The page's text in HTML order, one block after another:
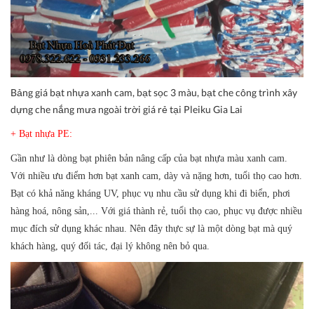
Bảng giá bạt nhựa xanh cam, bạt sọc 3 màu, bạt che công trình xây
dựng che nắng mưa ngoài trời giá rẻ tại Pleiku Gia Lai
+ Bạt nhựa PE:
Gần như là dòng bạt phiên bản nâng cấp của bạt nhựa màu xanh cam.
Với nhiều ưu điểm hơn bạt xanh cam, dày và nặng hơn, tuổi thọ cao hơn.
Bạt có khả năng kháng UV, phục vụ nhu cầu sử dụng khi đi biển, phơi
hàng hoá, nông sản,... Với giá thành rẻ, tuổi thọ cao, phục vụ được nhiều
mục đích sử dụng khác nhau. Nên đây thực sự là một dòng bạt mà quý
khách hàng, quý đối tác, đại lý không nên bỏ qua.